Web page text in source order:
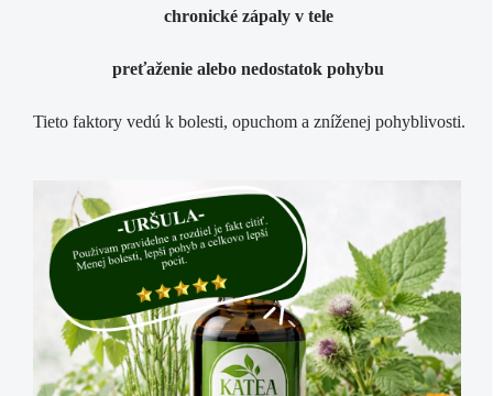
chronické zápaly v tele
preťaženie alebo nedostatok pohybu
Tieto faktory vedú k bolesti, opuchom a zníženej pohyblivosti.